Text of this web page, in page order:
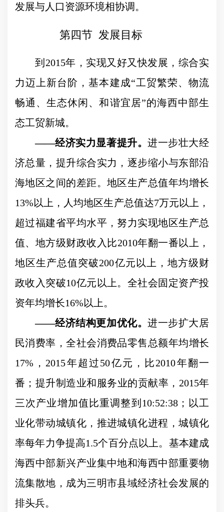
发展与人口资源环境相协调。
第四节 发展目标
到 2015年，实现又好又快发展，综合实
力迈上新台阶，基本建成“工贸繁荣、物流
畅通、生态休闲、和谐宜居”的海西中部生
态工贸新城。
——经济实力显著提升。进一步壮大经
济总量，提升综合实力，逐步缩小与东部沿
海地区之间的差距。地区生产总值年均增长
13%以上，人均地区生产总值达7万元以上，
超过福建省平均水平，努力实现地区生产总
值、地方级财政收入比2010年翻一番以上，
地区生产总值突破200亿元以上，地方级财
政收入突破10亿元以上。全社会固定资产投
资年均增长16%以上。
——经济结构更加优化。进一步扩大居
民消费率，全社会消费品零售总额年均增长
17% ，2015年超过50亿元，比2010年翻一
番；提升制造业和服务业的贡献率， 2015年
三次产业增加值比重调整到 10:52:38；以工
业化带动城镇化，推进城镇化进程，城镇化
率每年力争提高1.5个百分点以上。基本建成
海西中部新兴产业集中地和海西中部重要物
流集散地，成为三明市县域经济社会发展的
排头兵。